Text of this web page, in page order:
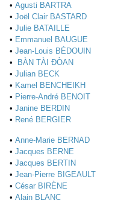
•Agusti BARTRA
•Joël Clair BASTARD
•Julie BATAILLE
• Emmanuel BAUGUE
•Jean-Louis BÉDOUIN
•
BÀN TÀI ĐÒAN
•Julian BECK
• Kamel BENCHEIKH
• Pierre-André BENOIT
•Janine BERDIN
• René BERGIER
•Anne-Marie BERNAD
•Jacques BERNE
•Jacques BERTIN
•Jean-Pierre BIGEAULT
•César BIRÈNE
•Alain BLANC